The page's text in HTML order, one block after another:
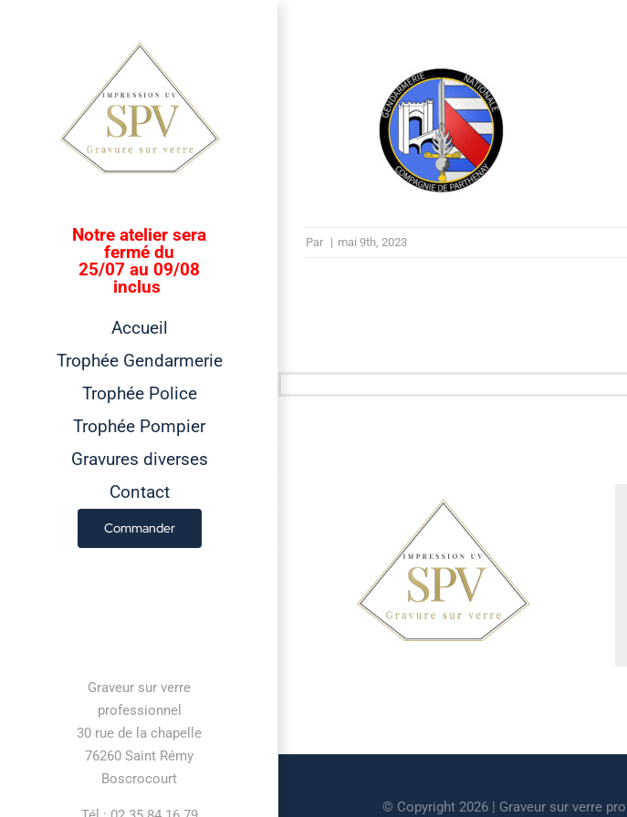
Notre atelier sera
fermé du
25/07 au 09/08
inclus
Accueil
Trophée Gendarmerie
Trophée Police
Trophée Pompier
Gravures diverses
Contact
Commander
Graveur sur verre
professionnel
30 rue de la chapelle
76260 Saint Rémy
Boscrocourt
Par | mai 9th, 2023
© Copyright 2026 | Graveur sur verre